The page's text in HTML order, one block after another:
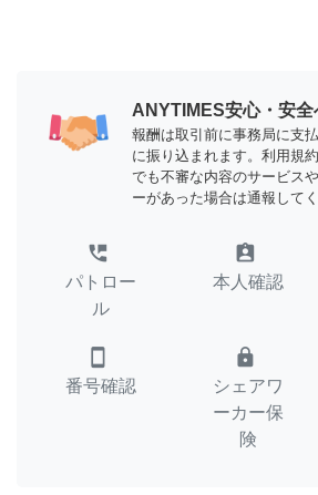
ANYTIMES安心・安
報酬は取引前に事務局に支
に振り込まれます。利用規
でも不審な内容のサービス
ーがあった場合は通報してく
perm_phone_msg
パトロー
ル
assignment_ind
本人確認
smartphone
番号確認
lock
シェアワ
ーカー保
険